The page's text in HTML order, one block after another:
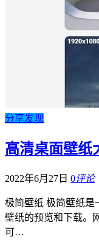
分享发现
高清桌面壁纸
2022年6月27日 0评论
极简壁纸 极简壁纸是
壁纸的预览和下载。
可…